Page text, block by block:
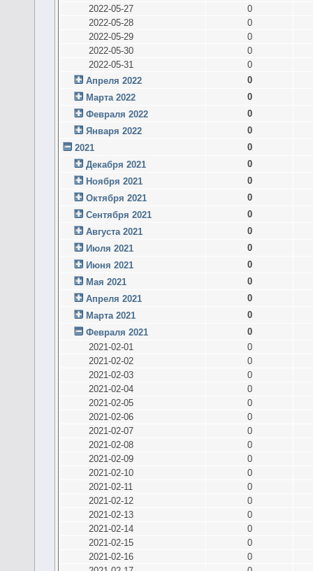
2022-05-27
0
2022-05-28
0
2022-05-29
0
2022-05-30
0
2022-05-31
0
Апреля 2022
0
Марта 2022
0
Февраля 2022
0
Января 2022
0
2021
0
Декабря 2021
0
Ноября 2021
0
Октября 2021
0
Сентября 2021
0
Августа 2021
0
Июля 2021
0
Июня 2021
0
Мая 2021
0
Апреля 2021
0
Марта 2021
0
Февраля 2021
0
2021-02-01
0
2021-02-02
0
2021-02-03
0
2021-02-04
0
2021-02-05
0
2021-02-06
0
2021-02-07
0
2021-02-08
0
2021-02-09
0
2021-02-10
0
2021-02-11
0
2021-02-12
0
2021-02-13
0
2021-02-14
0
2021-02-15
0
2021-02-16
0